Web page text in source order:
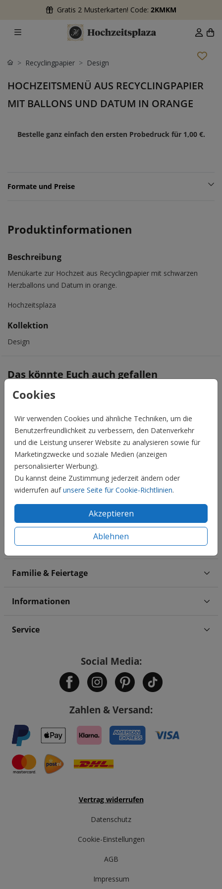
Gratis 2 Musterkarten! Code: 2KMKM
Cookies
Wir verwenden Cookies und ähnliche Techniken, um die
Benutzerfreundlichkeit zu verbessern, den Datenverkehr
und die Leistung unserer Website zu analysieren sowie für
Marketingzwecke und soziale Medien (anzeigen
personalisierter Werbung).
Du kannst deine Zustimmung jederzeit ändern oder
widerrufen aufunsere Seite für Cookie-Richtlinien.
Akzeptieren
Ablehnen
Recyclingpapier Design
HOCHZEITSMENÜ AUS RECYCLINGPAPIER
MIT BALLONS UND DATUM IN ORANGE
Bestelle ganz einfach den ersten Probedruck für 1,00 €.
Formate und Preise
Produktinformationen
Beschreibung
Menükarte zur Hochzeit aus Recyclingpapier mit schwarzen
Herzballons und Datum in orange.
Hochzeitsplaza
Kollektion
Design
Das könnte Euch auch gefallen
Hochzeit
Familie & Feiertage
Informationen
Service
Social Media:
Zahlen & Versand:
Vertrag widerrufen
Datenschutz
Cookie-Einstellungen
AGB
Impressum